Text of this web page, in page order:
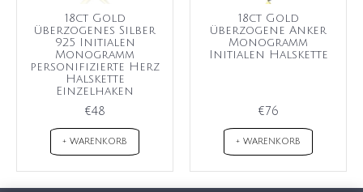
18ct Gold
überzogenes Silber
925 Initialen
Monogramm
personifizierte Herz
Halskette
Einzelhaken
€48
+ WARENKORB
18ct Gold
überzogene Anker
Monogramm
Initialen Halskette
€76
+ WARENKORB